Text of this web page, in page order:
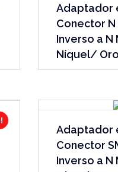
Adaptador
Conector N
Inverso a N
Níquel/
Adaptador
Conector
Inverso a N